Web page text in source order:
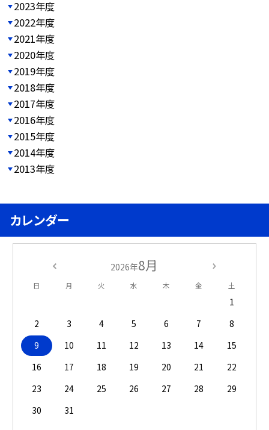
2023年度
2022年度
2021年度
2020年度
2019年度
2018年度
2017年度
2016年度
2015年度
2014年度
2013年度
カレンダー
2026年8月
日 月 火 水 木 金 土
1
2
3 4 5 6 7
8
9
10 11 12 13 14
15
16
17 18 19 20 21
22
23
24 25 26 27 28
29
30
31